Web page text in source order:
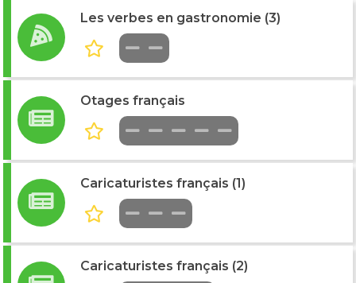
Les verbes en gastronomie (3)
Otages français
Caricaturistes français (1)
Caricaturistes français (2)